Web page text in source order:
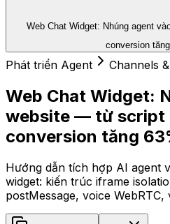
Web Chat Widget: Nhúng agent
conversion
Phát triển Agent Channels
Web Chat Widget:
website — từ script
conversion tăng
Hướng dẫn tích hợp AI agent
widget: kiến trúc iframe
postMessage, voice